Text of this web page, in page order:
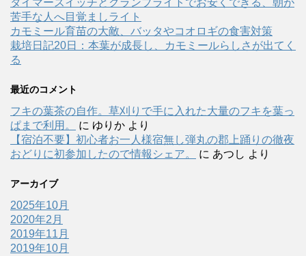
タイマースイッチとクランプライトでお安くできる、朝が
苦手な人へ目覚ましライト
カモミール育苗の大敵、バッタやコオロギの食害対策
栽培日記20日：本葉が成長し、カモミールらしさが出てく
る
最近のコメント
フキの葉茶の自作。草刈りで手に入れた大量のフキを葉っ
ぱまで利用。
に ゆりか より
【宿泊不要】初心者お一人様宿無し弾丸の郡上踊りの徹夜
おどりに初参加したので情報シェア。
に あつし より
アーカイブ
2025年10月
2020年2月
2019年11月
2019年10月